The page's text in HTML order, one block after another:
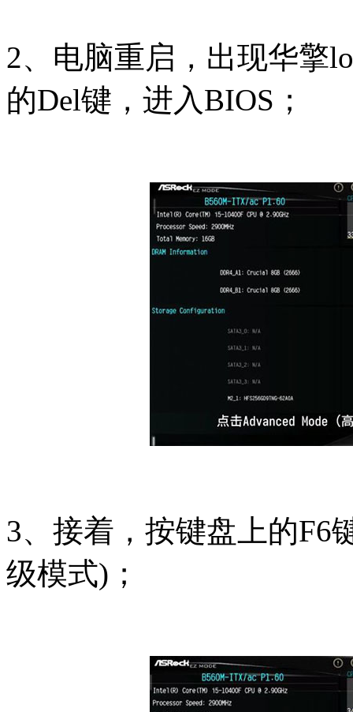
2、电脑重启，出现华擎
的Del键，进入BIOS；
3、接着，按键盘上的F6
级模式)；